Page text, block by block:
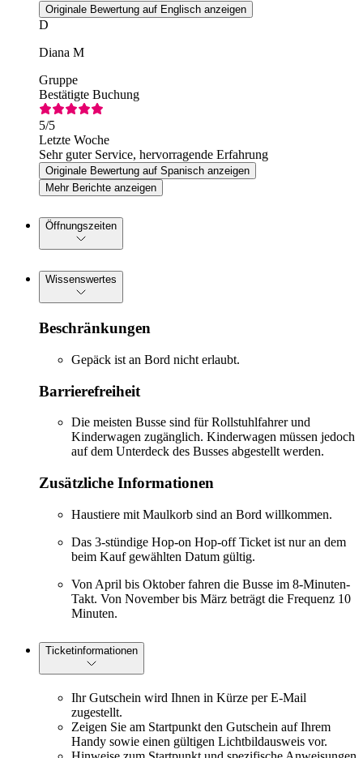
Originale Bewertung auf Englisch anzeigen
D
Diana M
Gruppe
Bestätigte Buchung
5/5
Letzte Woche
Sehr guter Service, hervorragende Erfahrung
Originale Bewertung auf Spanisch anzeigen
Mehr Berichte anzeigen
Öffnungszeiten
Wissenswertes
Beschränkungen
Gepäck ist an Bord nicht erlaubt.
Barrierefreiheit
Die meisten Busse sind für Rollstuhlfahrer und
Kinderwagen zugänglich. Kinderwagen müssen jedoch
auf dem Unterdeck des Busses abgestellt werden.
Zusätzliche Informationen
Haustiere mit Maulkorb sind an Bord willkommen.
Das 3-stündige Hop-on Hop-off Ticket ist nur an dem
beim Kauf gewählten Datum gültig.
Von April bis Oktober fahren die Busse im 8-Minuten-
Takt. Von November bis März beträgt die Frequenz 10
Minuten.
Ticketinformationen
Ihr Gutschein wird Ihnen in Kürze per E-Mail
zugestellt.
Zeigen Sie am Startpunkt den Gutschein auf Ihrem
Handy sowie einen gültigen Lichtbildausweis vor.